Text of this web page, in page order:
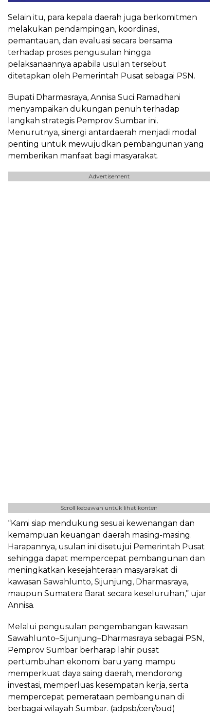
Selain itu, para kepala daerah juga berkomitmen
melakukan pendampingan, koordinasi,
pemantauan, dan evaluasi secara bersama
terhadap proses pengusulan hingga
pelaksanaannya apabila usulan tersebut
ditetapkan oleh Pemerintah Pusat sebagai PSN.
Bupati Dharmasraya, Annisa Suci Ramadhani
menyampaikan dukungan penuh terhadap
langkah strategis Pemprov Sumbar ini.
Menurutnya, sinergi antardaerah menjadi modal
penting untuk mewujudkan pembangunan yang
memberikan manfaat bagi masyarakat.
Advertisement
Scroll kebawah untuk lihat konten
“Kami siap mendukung sesuai kewenangan dan
kemampuan keuangan daerah masing-masing.
Harapannya, usulan ini disetujui Pemerintah Pusat
sehingga dapat mempercepat pembangunan dan
meningkatkan kesejahteraan masyarakat di
kawasan Sawahlunto, Sijunjung, Dharmasraya,
maupun Sumatera Barat secara keseluruhan,” ujar
Annisa.
Melalui pengusulan pengembangan kawasan
Sawahlunto–Sijunjung–Dharmasraya sebagai PSN,
Pemprov Sumbar berharap lahir pusat
pertumbuhan ekonomi baru yang mampu
memperkuat daya saing daerah, mendorong
investasi, memperluas kesempatan kerja, serta
mempercepat pemerataan pembangunan di
berbagai wilayah Sumbar. (adpsb/cen/bud)